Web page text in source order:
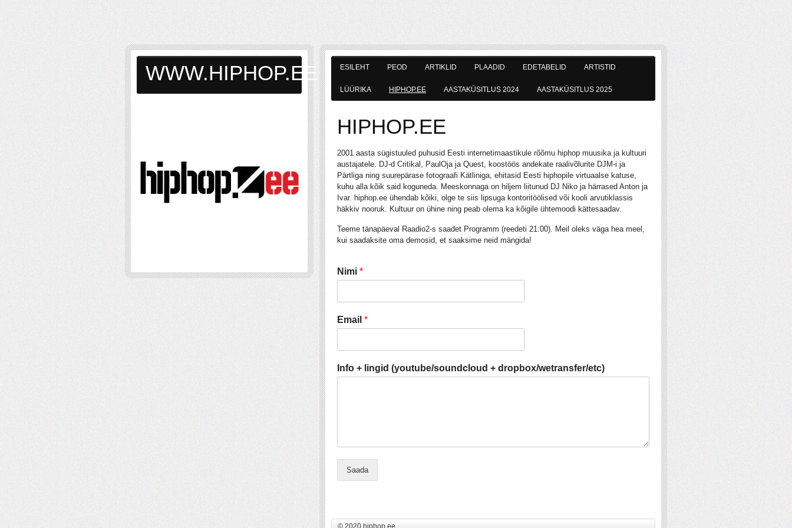
ESILEHT PEOD ARTIKLID PLAADID EDETABELID ARTISTID
LÜÜRIKA HIPHOP.EE AASTAKÜSITLUS 2024 AASTAKÜSITLUS 2025
HIPHOP.EE
2001 aasta sügistuuled puhusid Eesti internetimaastikule rõõmu hiphop muusika ja kultuuri
austajatele. DJ-d Critikal, PaulOja ja Quest, koostöös andekate raalivõlurite DJM-i ja
Pärtliga ning suurepärase fotograafi Kätliniga, ehitasid Eesti hiphopile virtuaalse katuse,
kuhu alla kõik said koguneda. Meeskonnaga on hiljem liitunud DJ Niko ja härrased Anton ja
Ivar. hiphop.ee ühendab kõiki, olge te siis lipsuga kontoritöölised või kooli arvutiklassis
häkkiv nooruk. Kultuur on ühine ning peab olema ka kõigile ühtemoodi kättesaadav.
Teeme tänapäeval Raadio2-s saadet Programm (reedeti 21:00). Meil oleks väga hea meel,
kui saadaksite oma demosid, et saaksime neid mängida!
Nimi *
Email *
Info + lingid (youtube/soundcloud + dropbox/wetransfer/etc)
Saada
© 2020 hiphop.ee
WWW.HIPHOP.EE